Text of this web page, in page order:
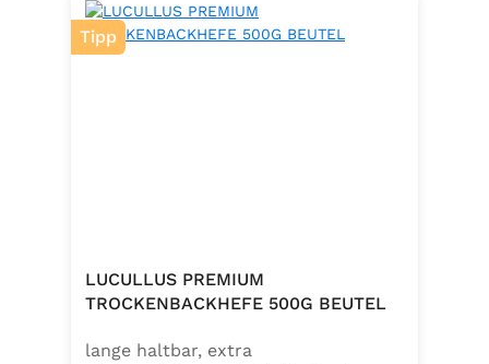
Tipp
LUCULLUS PREMIUM
TROCKENBACKHEFE 500G BEUTEL
lange haltbar, extra